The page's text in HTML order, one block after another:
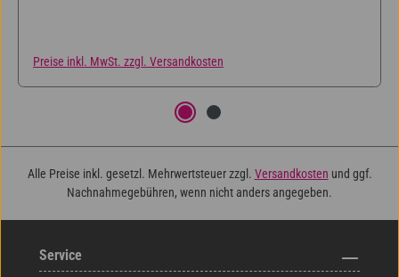
Preise inkl. MwSt. zzgl. Versandkosten
Alle Preise inkl. gesetzl. Mehrwertsteuer zzgl. Versandkosten und ggf.
Nachnahmegebühren, wenn nicht anders angegeben.
Service